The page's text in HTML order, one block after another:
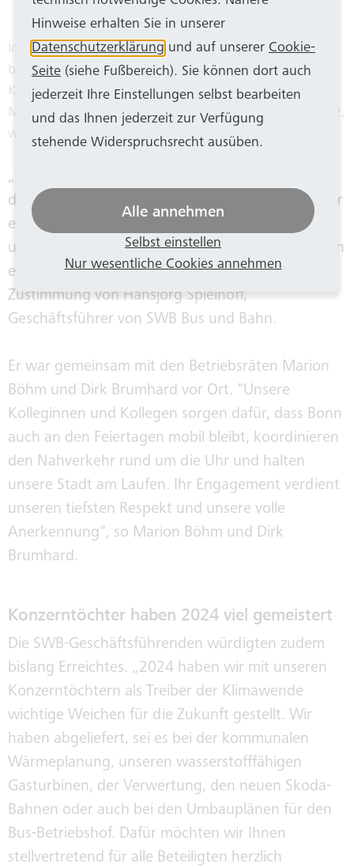
In der Werkstatt auf dem Bus-Betriebshof in Friesdorf
bedanken sich die Bonner Stadt- und die SWB-
Konzernspitze sowie Arbeitnehmervertretende bei den
Mitarbeitenden von SWB Bus und Bahn für den Einsatz,
während andere feiern.
„Weihnachten ist die Zeit des Wünschens und
deshalb wünschen wir uns für das kommende Jahr
etwas mehr Verständnis im Alltag für den ÖPNV
und vor allem mehr Wertschätzung für alle, die ihn
ermöglichen“, sagte Olaf Hermes und erntete
Zustimmung von Hansjörg Spielhoff,
Geschäftsführer von SWB Bus und Bahn.
Er war gemeinsam mit den Betriebsräten Marion
Böhm und Dirk Brumhard vor Ort. "Unsere
Kolleginnen und Kollegen sorgen dafür, dass Bonn
auch an den Feiertagen mobil bleibt, koordinieren
den Nahverkehr rund um die Uhr und halten
unsere Stadt am Laufen. Ihr Engagement verdient
unseren tiefsten Respekt und unsere volle
Anerkennung", so Marion Böhm und Dirk
Brumhard.
Konzerntöchter haben 2024 viel gemeistert
Die SWB-Geschäftsführenden würdigten zudem
bislang Erreichtes. „2024 haben wir mit unseren
Konzerntöchtern als Treiber der Klimawende
wichtige Weichen für die Zukunft gestellt. Wir
haben abgeliefert, sei es bei der kommunalen
Wärmeplanung, unseren wasserstofffähigen
Gasturbinen, der Verwertung, den neuen Skoda-
Bahnen oder auch bei den Umbauplänen für den
Bus-Betriebshof. Dafür möchten wir Ihnen
stellvertretend für alle Beteiligten herzlich
Hinweise erhalten Sie in unserer
Datenschutzerklärung und auf unserer Cookie-
Seite (siehe Fußbereich). Sie können dort auch
jederzeit Ihre Einstellungen selbst bearbeiten
und das Ihnen jederzeit zur Verfügung
stehende Widerspruchsrecht ausüben.
Alle annehmen
Selbst einstellen
Nur wesentliche Cookies annehmen